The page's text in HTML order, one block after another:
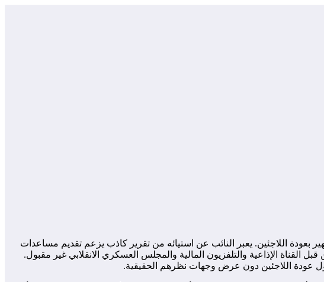
2024، السيد شيخ عاكم الأنصاري، عن قضية التشهير بعودة اللاجئين. يعبر النائب عن استيائه من تقرير كاذب يزعم تقديم مساعدات
القناة الإذاعية والتلفزيون المالية والمجلس العسكري الانقلابي غير مقبول.
حول عودة اللاجئين دون عرض وجهات نظرهم الحقيقية.